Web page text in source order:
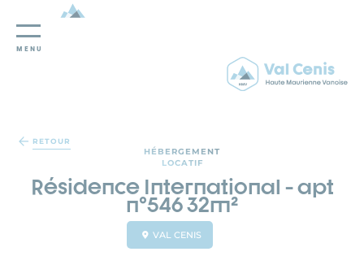
MENU
RETOUR
HÉBERGEMENT
LOCATIF
Résidence International - apt
n°546 32m²
VAL CENIS